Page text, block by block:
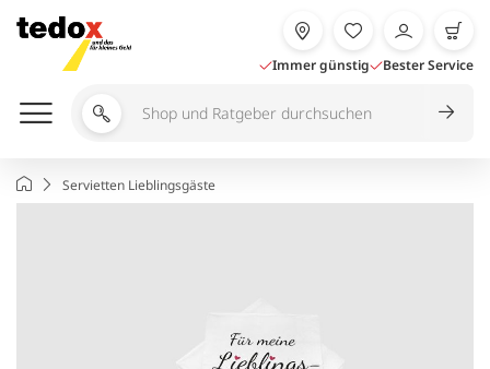
Inhalt
springen
Immer günstig Bester Service
Shop
durchsuchen
StartseiteServietten Lieblingsgäste